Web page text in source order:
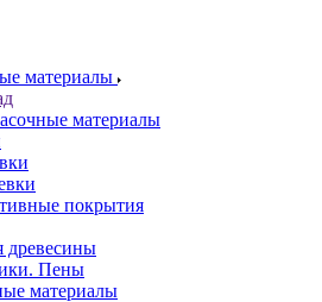
материалы
материалы
покрытия
древесины
Пены
материалы